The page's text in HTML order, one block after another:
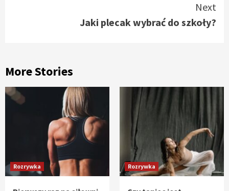
Next
Jaki plecak wybrać do szkoły?
More Stories
Rozrywka Rozrywka